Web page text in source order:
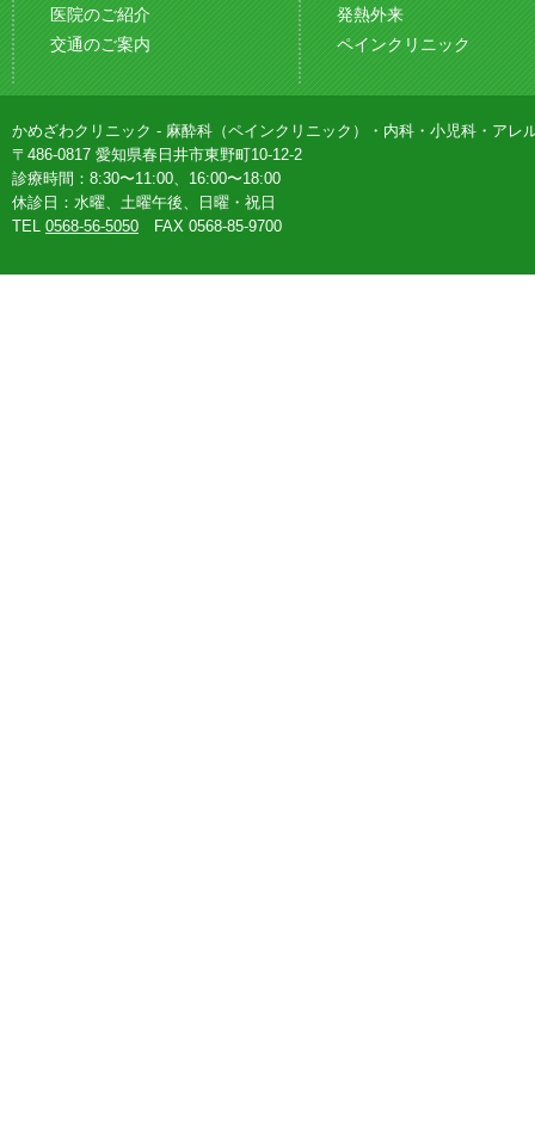
医院のご紹介
交通のご案内
発熱外来
ペインクリニック
かめざわクリニック - 麻酔科（ペインクリニック）・内科・小児科・アレ
〒486-0817 愛知県春日井市東野町10-12-2
診療時間：8:30〜11:00、16:00〜18:00
休診日：水曜、土曜午後、日曜・祝日
TEL 0568-56-5050 FAX 0568-85-9700